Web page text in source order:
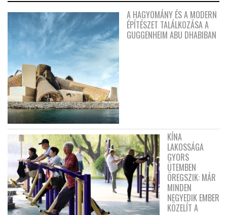
A HAGYOMÁNY ÉS A MODERN
ÉPÍTÉSZET TALÁLKOZÁSA A
GUGGENHEIM ABU DHABIBAN
KÍNA
LAKOSSÁGA
GYORS
ÜTEMBEN
ÖREGSZIK: MÁR
MINDEN
NEGYEDIK EMBER
KÖZELÍT A